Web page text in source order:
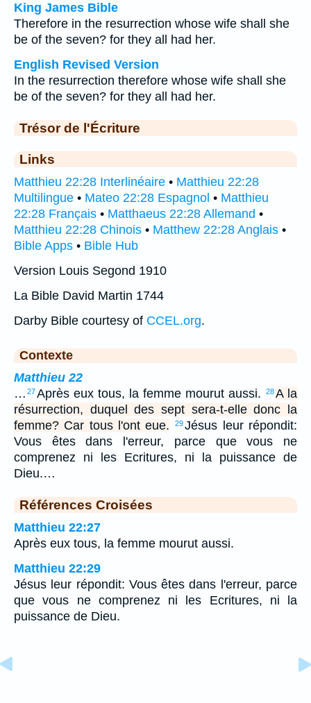
King James Bible
Therefore in the resurrection whose wife shall she
be of the seven? for they all had her.
English Revised Version
In the resurrection therefore whose wife shall she
be of the seven? for they all had her.
Trésor de l'Écriture
Links
Matthieu 22:28 Interlinéaire • Matthieu 22:28
Multilingue • Mateo 22:28 Espagnol • Matthieu
22:28 Français • Matthaeus 22:28 Allemand •
Matthieu 22:28 Chinois • Matthew 22:28 Anglais •
Bible Apps • Bible Hub
Version Louis Segond 1910
La Bible David Martin 1744
Darby Bible courtesy of CCEL.org.
Contexte
Matthieu 22
… 27Après eux tous, la femme mourut aussi. 28A la
résurrection, duquel des sept sera-t-elle donc la
femme? Car tous l'ont eue.
29 Jésus leur répondit:
Vous êtes dans l'erreur, parce que vous ne
comprenez ni les Ecritures, ni la puissance de
Dieu.…
Références Croisées
Matthieu 22:27
Après eux tous, la femme mourut aussi.
Matthieu 22:29
Jésus leur répondit: Vous êtes dans l'erreur, parce
que vous ne comprenez ni les Ecritures, ni la
puissance de Dieu.